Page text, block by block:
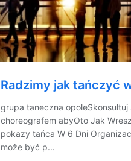
Radzimy jak tańczyć
grupa taneczna opoleSkonsultuj
choreografem abyOto Jak
pokazy tańca W 6 Dni
może być p...